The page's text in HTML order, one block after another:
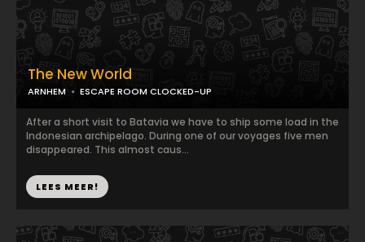
The New World
ARNHEM ESCAPE ROOM CLOCKED-UP
After a short visit to Batavia we have to ship some load in the
Indonesian archipelago. During one of our voyages five men
disappeared. This almost caus...
LEES MEER!